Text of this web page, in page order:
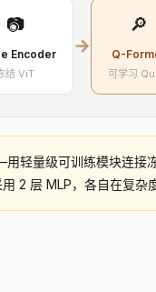
📷
Encoder
结 ViT
→
🔎
Q-
可学习
轻量级可训练模块连接
2 层 MLP，各自在复杂